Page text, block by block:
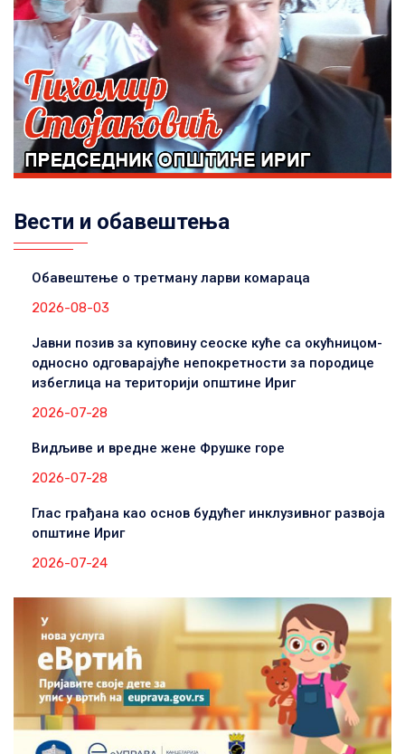
Вести и обавештења
Обавештење о третману ларви комараца
2026-08-03
Јавни позив за куповину сеоске куће са окућницом-
односно одговарајуће непокретности за породице
избеглица на територији општине Ириг
2026-07-28
Видљиве и вредне жене Фрушке горе
2026-07-28
Глас грађана као основ будућег инклузивног развоја
општине Ириг
2026-07-24